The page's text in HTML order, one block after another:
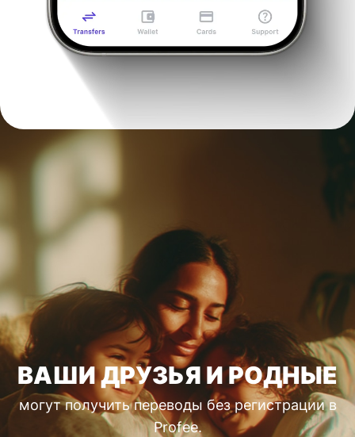
ВАШИ ДРУЗЬЯ И РОДНЫЕ
могут получить переводы без регистрации в
Profee.